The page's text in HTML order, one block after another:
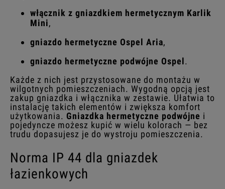
włącznik z gniazdkiem hermetycznym Karlik
Mini,
gniazdo hermetyczne Ospel Aria,
gniazdo hermetyczne podwójne Ospel.
Każde z nich jest przystosowane do montażu w
wilgotnych pomieszczeniach. Wygodną opcją jest
zakup gniazdka i włącznika w zestawie. Ułatwia to
instalację takich elementów i zwiększa komfort
użytkowania. Gniazdka hermetyczne podwójne i
pojedyncze możesz kupić w wielu kolorach — bez
trudu dopasujesz je do wystroju pomieszczenia.
Norma IP 44 dla gniazdek
łazienkowych